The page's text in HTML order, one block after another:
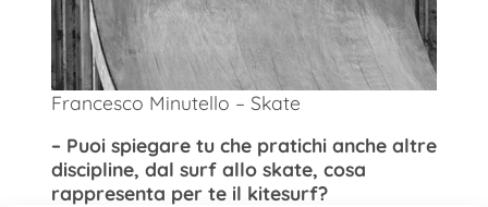
Francesco Minutello – Skate
– Puoi spiegare tu che pratichi anche altre
discipline, dal surf allo skate, cosa
rappresenta per te il kitesurf?